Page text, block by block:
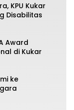
KPU Kukar
Disabilitas
Award
di Kukar
ke